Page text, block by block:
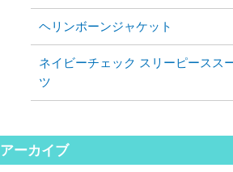
ヘリンボーンジャケット
ネイビーチェック スリーピースス
ツ
アーカイブ